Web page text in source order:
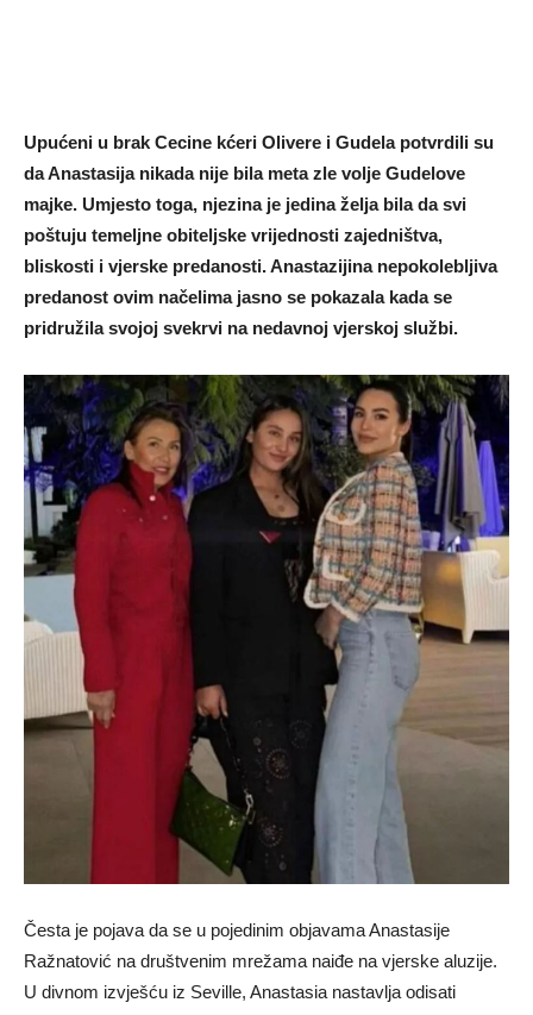
Upućeni u brak Cecine kćeri Olivere i Gudela potvrdili su
da Anastasija nikada nije bila meta zle volje Gudelove
majke. Umjesto toga, njezina je jedina želja bila da svi
poštuju temeljne obiteljske vrijednosti zajedništva,
bliskosti i vjerske predanosti. Anastazijina nepokolebljiva
predanost ovim načelima jasno se pokazala kada se
pridružila svojoj svekrvi na nedavnoj vjerskoj službi.
Česta je pojava da se u pojedinim objavama Anastasije
Ražnatović na društvenim mrežama naiđe na vjerske aluzije.
U divnom izvješću iz Seville, Anastasia nastavlja odisati